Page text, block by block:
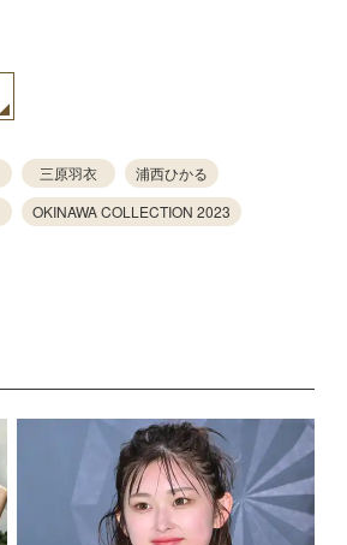
三原羽衣
浦西ひかる
OKINAWA COLLECTION 2023